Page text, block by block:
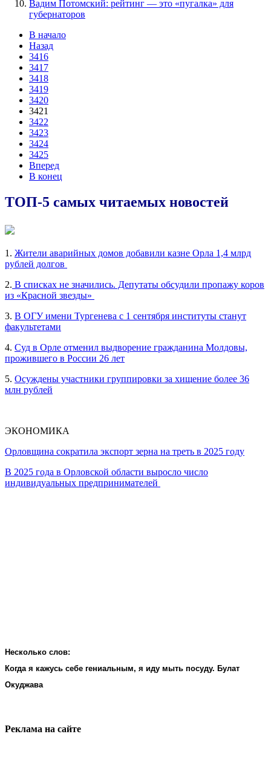
Вадим Потомский: рейтинг — это «пугалка» для
губернаторов
В начало
Назад
3416
3417
3418
3419
3420
3421
3422
3423
3424
3425
Вперед
В конец
ТОП-5 самых читаемых новостей
1. Жители аварийных домов добавили казне Орла 1,4 млрд
рублей долгов
2. В списках не значились. Депутаты обсудили пропажу коров
из «Красной звезды»
3. В ОГУ имени Тургенева с 1 сентября институты станут
факультетами
4. Суд в Орле отменил выдворение гражданина Молдовы,
прожившего в России 26 лет
5. Осуждены участники группировки за хищение более 36
млн рублей
ЭКОНОМИКА
Орловщина сократила экспорт зерна на треть в 2025 году
В 2025 года в Орловской области выросло число
индивидуальных предпринимателей
Несколько слов:
Когда я кажусь себе гениальным, я иду мыть посуду. Булат
Окуджава
Реклама на cайте